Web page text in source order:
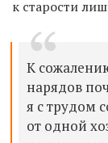
к старости
К
нарядов
я с трудом
от одной